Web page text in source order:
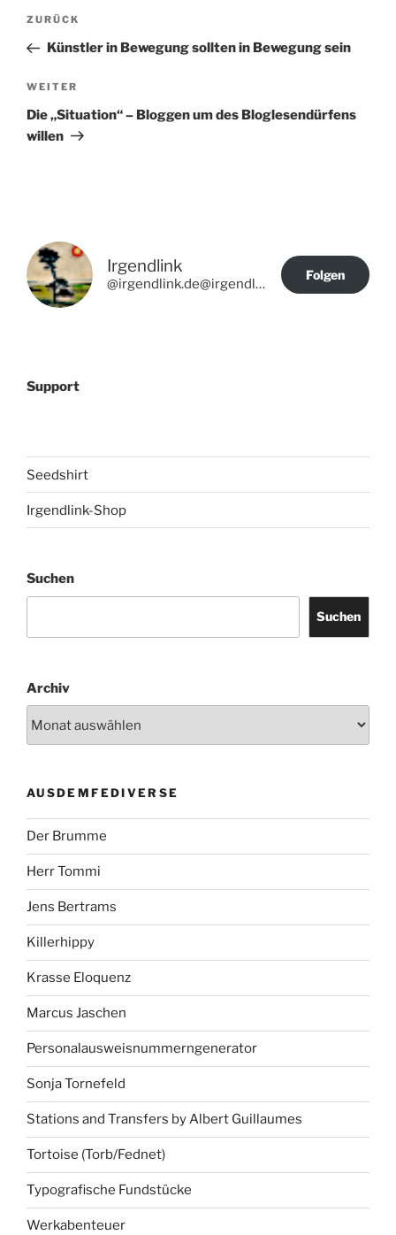
Beitragsnavigation
Vorheriger
Beitrag
ZURÜCK
Künstler in Bewegung sollten in Bewegung sein
Nächster
Beitrag
WEITER
Die „Situation“ – Bloggen um des Bloglesendürfens
willen
Irgendlink
@irgendlink.de@irgendlink.de
Folgen
Support
Seedshirt
Irgendlink-Shop
Suchen
Suchen
Archiv
AUSDEMFEDIVERSE
Der Brumme
Herr Tommi
Jens Bertrams
Killerhippy
Krasse Eloquenz
Marcus Jaschen
Personalausweisnummerngenerator
Sonja Tornefeld
Stations and Transfers by Albert Guillaumes
Tortoise (Torb/Fednet)
Typografische Fundstücke
Werkabenteuer